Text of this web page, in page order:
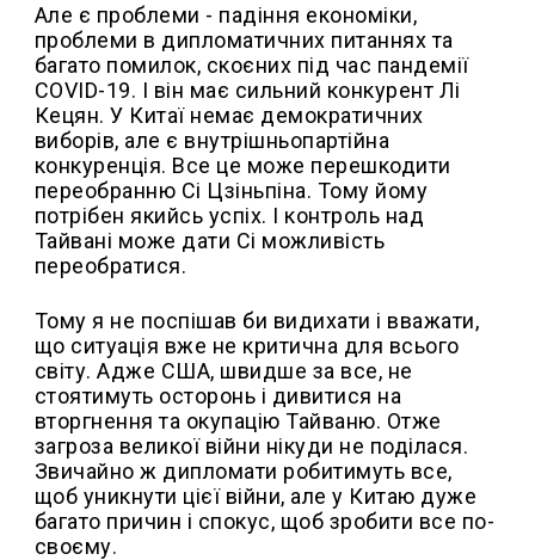
Але є проблеми - падіння економіки,
проблеми в дипломатичних питаннях та
багато помилок, скоєних під час пандемії
COVID-19. І він має сильний конкурент Лі
Кецян. У Китаї немає демократичних
виборів, але є внутрішньопартійна
конкуренція. Все це може перешкодити
переобранню Сі Цзіньпіна. Тому йому
потрібен якийсь успіх. І контроль над
Тайвані може дати Сі можливість
переобратися.
Тому я не поспішав би видихати і вважати,
що ситуація вже не критична для всього
світу. Адже США, швидше за все, не
стоятимуть осторонь і дивитися на
вторгнення та окупацію Тайваню. Отже
загроза великої війни нікуди не поділася.
Звичайно ж дипломати робитимуть все,
щоб уникнути цієї війни, але у Китаю дуже
багато причин і спокус, щоб зробити все по-
своєму.